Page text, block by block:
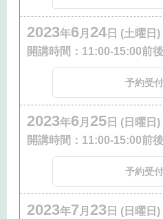
2023年6月 24 日 (土曜日)
開講時間： 11:00-15:00前後
予約受
2023年6月 25 日 (日曜日)
開講時間： 11:00-15:00前後
予約受
2023年7 月 23 日 (日曜日)